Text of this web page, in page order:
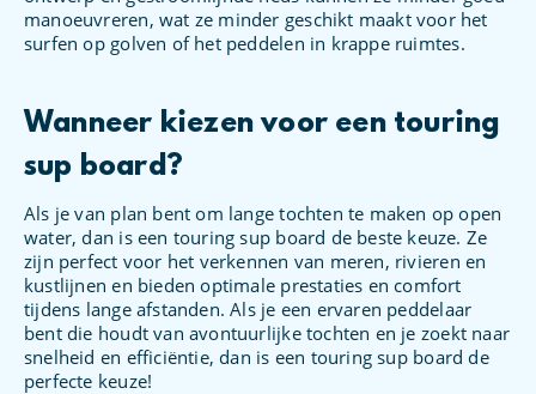
manoeuvreren, wat ze minder geschikt maakt voor het
surfen op golven of het peddelen in krappe ruimtes.
Wanneer kiezen voor een touring
sup board?
Als je van plan bent om lange tochten te maken op open
water, dan is een touring sup board de beste keuze. Ze
zijn perfect voor het verkennen van meren, rivieren en
kustlijnen en bieden optimale prestaties en comfort
tijdens lange afstanden. Als je een ervaren peddelaar
bent die houdt van avontuurlijke tochten en je zoekt naar
snelheid en efficiëntie, dan is een touring sup board de
perfecte keuze!